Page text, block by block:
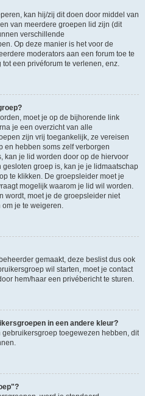
kan hij/zij dit doen door middel van
van meerdere groepen lid zijn (dit
verschillende
Op deze manier is het voor de
moderators aan een forum toe te
een privéforum te verlenen, enz.
moet je op de bijhorende link
je een overzicht van alle
zijn vrij toegankelijk, ze vereisen
en hebben soms zelf verborgen
kan je lid worden door op de hiervoor
groep is, kan je je lidmaatschap
te klikken. De groepsleider moet je
mogelijk waarom je lid wil worden.
wordt, moet je de groepsleider niet
om je te weigeren.
gemaakt, deze beslist dus ook
wil starten, moet je contact
hem/haar een privébericht te sturen.
in een andere kleur?
toegewezen hebben, dit